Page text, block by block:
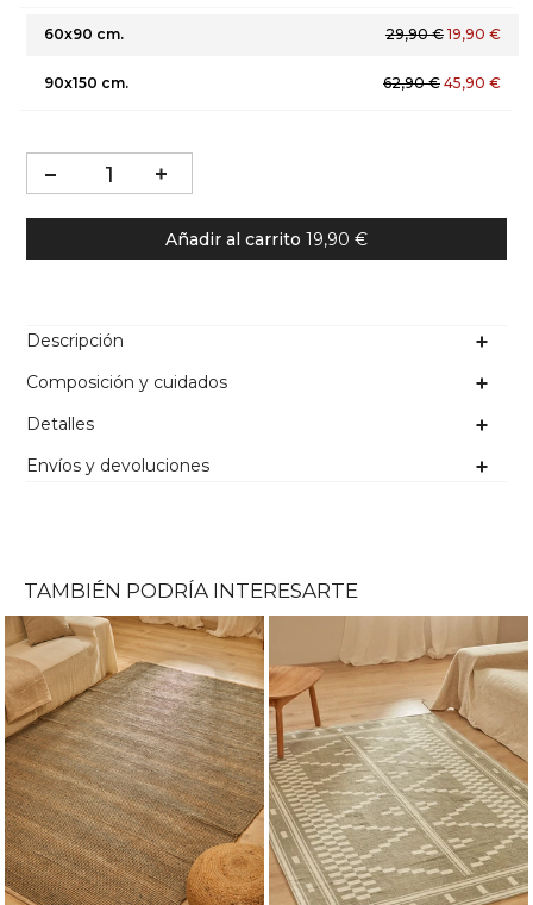
60x90 cm. 29,90 € 19,90 €
90x150 cm. 62,90 € 45,90 €
Añadir al carrito 19,90 €
Descripción
Composición y cuidados
Detalles
Envíos y devoluciones
TAMBIÉN PODRÍA INTERESARTE